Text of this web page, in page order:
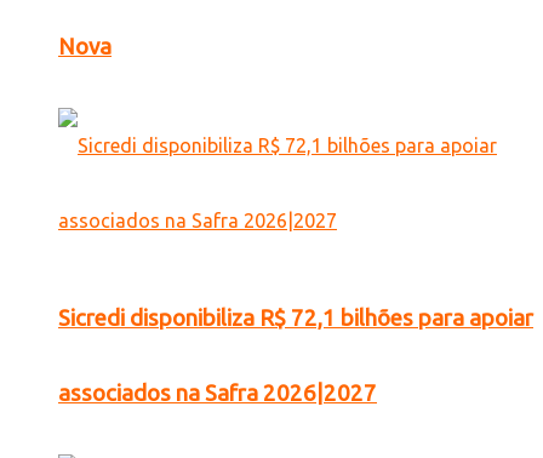
Nova
Sicredi disponibiliza R$ 72,1 bilhões para apoiar
associados na Safra 2026|2027